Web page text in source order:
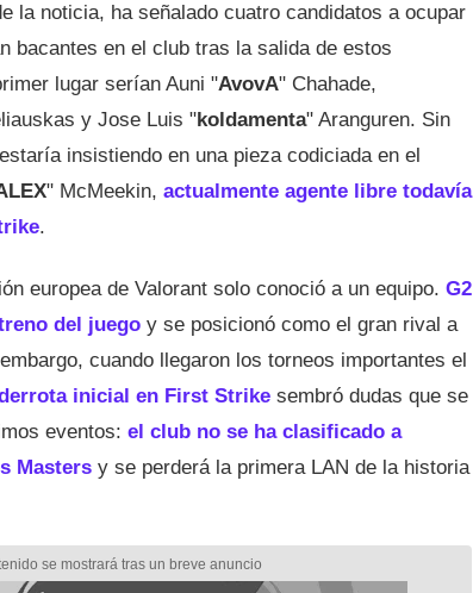
la noticia, ha señalado cuatro candidatos a ocupar
bacantes en el club tras la salida de estos
lugar serían Auni "AvovA" Chahade,
y Jose Luis "koldamenta" Aranguren. Sin
insistiendo en una pieza codiciada en el
" McMeekin, actualmente agente libre todavía
.
europea de Valorant solo conoció a un equipo. G2
del juego y se posicionó como el gran rival a
cuando llegaron los torneos importantes el
inicial en First Strike sembró dudas que se
eventos: el club no se ha clasificado a
Masters y se perderá la primera LAN de la historia